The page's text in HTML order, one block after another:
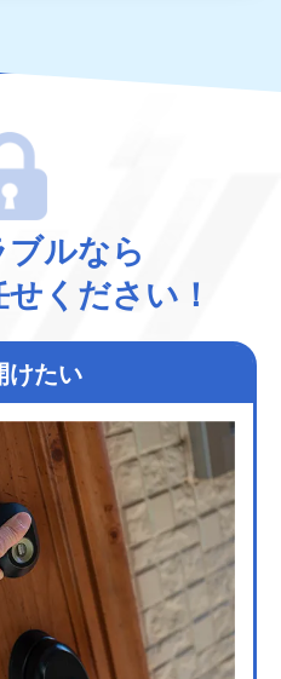
ルなら
ください！
けたい